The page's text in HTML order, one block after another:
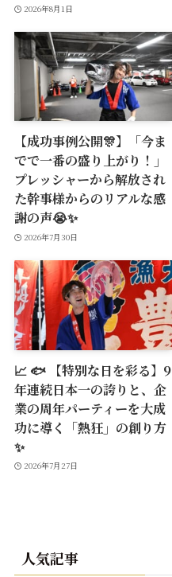
2026年8月1日
【成功事例公開🎊】「今ま
でで一番の盛り上がり！」
プレッシャーから解放され
た幹事様からのリアルな感
謝の声😭✨
2026年7月30日
📈 🐟 【特別な日を彩る】9
年連続日本一の誇りと、企
業の周年パーティーを大成
功に導く「熱狂」の創り方
✨
2026年7月27日
人気記事